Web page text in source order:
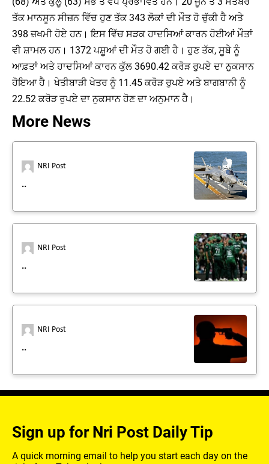
ਤੱਕ ਮਾਨਸੂਨ ਸੀਜ਼ਨ ਵਿੱਚ ਹੁਣ ਤੱਕ 343 ਲੋਕਾਂ ਦੀ ਮੌਤ ਹੋ ਚੁੱਕੀ ਹੈ ਅਤੇ
398 ਜ਼ਖਮੀ ਹੋਏ ਹਨ। ਇਸ ਵਿੱਚ ਸੜਕ ਹਾਦਸਿਆਂ ਕਾਰਨ ਹੋਈਆਂ ਮੌਤਾਂ
ਵੀ ਸ਼ਾਮਲ ਹਨ। 1372 ਪਸ਼ੂਆਂ ਦੀ ਮੌਤ ਹੋ ਗਈ ਹੈ। ਹੁਣ ਤੱਕ, ਸੂਬੇ ਨੂੰ
ਆਫ਼ਤਾਂ ਅਤੇ ਹਾਦਸਿਆਂ ਕਾਰਨ ਕੁੱਲ 3690.42 ਕਰੋੜ ਰੁਪਏ ਦਾ ਨੁਕਸਾਨ
ਹੋਇਆ ਹੈ। ਖੇਤੀਬਾੜੀ ਖੇਤਰ ਨੂੰ 11.45 ਕਰੋੜ ਰੁਪਏ ਅਤੇ ਬਾਗਬਾਨੀ ਨੂੰ
22.52 ਕਰੋੜ ਰੁਪਏ ਦਾ ਨੁਕਸਾਨ ਹੋਣ ਦਾ ਅਨੁਮਾਨ ਹੈ।
More News
NRI Post
..
NRI Post
..
NRI Post
..
Sign up for Nri Post Daily Tip
A quick morning email to help you start each day on the